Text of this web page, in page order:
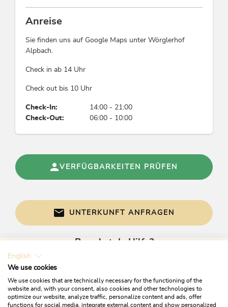
Betten & Zimmer
Mensch & Kultur
Einsatz regionaler Firmen, Handwerker,
Zulieferer ausschließlich
Links
Hompage
Anreise
Sie finden uns auf Google Maps unter Wörglerhof
Alpbach.
Check in ab 14 Uhr
Check out bis 10 Uhr
Check-In:
14:00 - 21:00
Check-Out:
06:00 - 10:00
VERFÜGBARKEITEN PRÜFEN
UNTERKUNFT ANFRAGEN
Brauchst du Hilfe?
English
We use cookies
We use cookies that are technically necessary for the functioning of the
website and, with your consent, also cookies and other technologies to
optimize our website, analyze traffic, personalize content and ads, offer
functions for social media, integrate external content and show personalized